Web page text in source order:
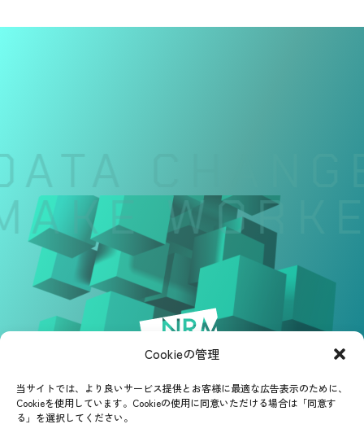
Cookieの管理
当サイトでは、より良いサービス提供とお客様に最適な広告表示のために、
Cookieを使用しています。Cookieの使用に同意いただける場合は「同意す
る」を選択してください。